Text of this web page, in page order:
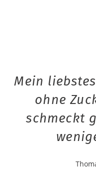
Mein
ohne
schmeckt